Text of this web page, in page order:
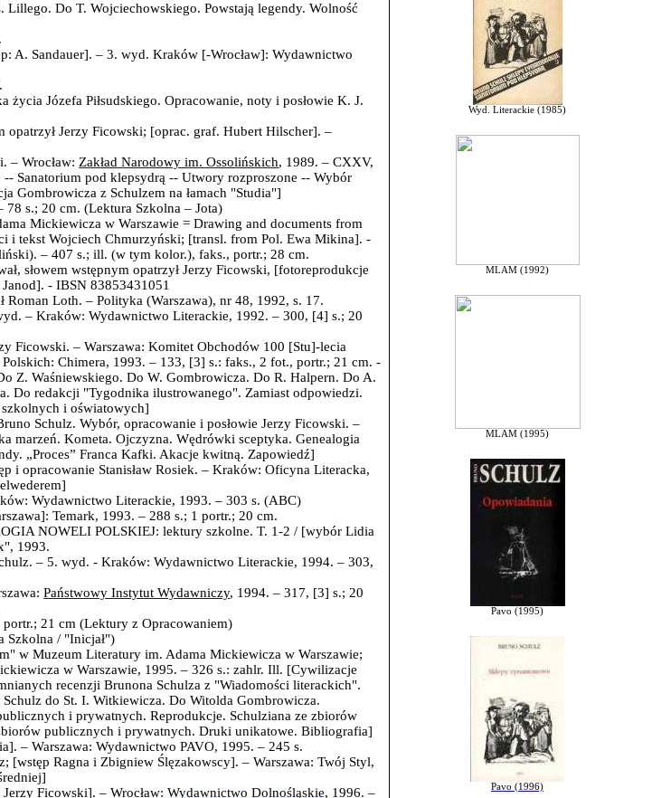
Do T. Wojciechowskiego. Powstają legendy. Wolność
A. Sandauer]. – 3. wyd.Kraków [-Wrocław]: Wydawnictwo
życia Józefa Piłsudskiego. Opracowanie, noty i posłowie K. J.
opatrzył Jerzy Ficowski; [oprac. graf.Hubert Hilscher]. –
. – Wrocław: Zakład Narodowy im. Ossolińskich, 1989. – CXXV,
Sanatorium pod klepsydrą -- Utwory rozproszone -- Wybór
Gombrowicza z Schulzem na łamach "Studia"]
78 s.; 20 cm.(Lektura Szkolna – Jota)
Mickiewicza w Warszawie = Drawing and documents from
i tekst Wojciech Chmurzyński; [transl. from Pol. Ewa Mikina]. -
– 407 s.; ill. (w tym kolor.), faks., portr.; 28 cm.
, słowem wstępnym opatrzył Jerzy Ficowski, [fotoreprodukcje
- IBSN 83853431051
Loth. – Polityka (Warszawa), nr 48, 1992, s. 17.
– Kraków: Wydawnictwo Literackie, 1992. – 300, [4] s.; 20
Ficowski. – Warszawa: Komitet Obchodów 100 [Stu]-lecia
Chimera, 1993. – 133, [3] s.: faks., 2 fot., portr.; 21 cm. -
Z. Waśniewskiego. Do W. Gombrowicza. Do R. Halpern. Do A.
Do redakcji "Tygodnika ilustrowanego". Zamiast odpowiedzi.
i oświatowych]
Schulz. Wybór, opracowanie i posłowie Jerzy Ficowski. –
marzeń. Kometa. Ojczyzna. Wędrówki sceptyka. Genealogia
„Proces” Franca Kafki. Akacje kwitną. Zapowiedź]
i opracowanie Stanisław Rosiek. – Kraków: Oficyna Literacka,
Wydawnictwo Literackie, 1993. – 303 s. (ABC)
Temark, 1993. – 288 s.; 1 portr.; 20 cm.
NOWELI POLSKIEJ: lektury szkolne. T. 1-2 / [wybór Lidia
1993.
– 5. wyd. - Kraków: Wydawnictwo Literackie, 1994. – 303,
Państwowy Instytut Wydawniczy, 1994. – 317, [3] s.; 20
21 cm (Lektury z Opracowaniem)
Szkolna / "Inicjał")
w Muzeum Literatury im. Adama Mickiewicza w Warszawie;
w Warszawie, 1995. – 326 s.: zahlr. Ill. [Cywilizacje
recenzji Brunona Schulza z "Wiadomości literackich".
do St. I. Witkiewicza. Do Witolda Gombrowicza.
i prywatnych. Reprodukcje. Schulziana ze zbiorów
publicznych i prywatnych. Druki unikatowe. Bibliografia]
– Warszawa: Wydawnictwo PAVO, 1995. – 245 s.
[wstęp Ragna i Zbigniew Ślęzakowscy]. – Warszawa: Twój Styl,
Jerzy Ficowski]. – Wrocław:Wydawnictwo Dolnośląskie, 1996. –
Wyd. Literackie (1985)
MLAM (1992)
MLAM (1995)
Pavo (1995)
Pavo (1996)